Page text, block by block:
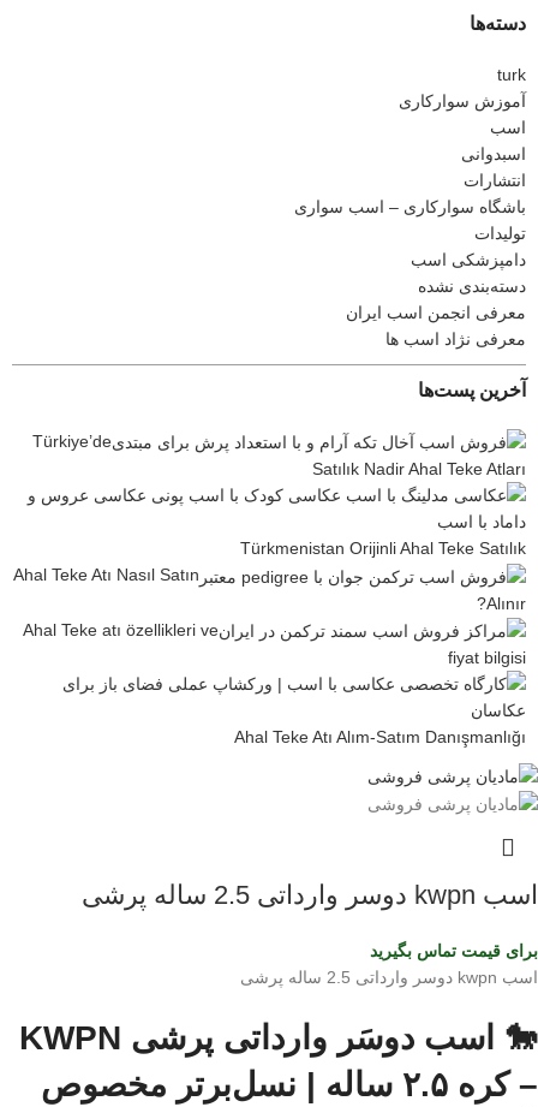
دسته‌ها
turk
آموزش سوارکاری
اسب
اسبدوانی
انتشارات
باشگاه سوارکاری – اسب سواری
تولیدات
دامپزشکی اسب
دسته‌بندی نشده
معرفی انجمن اسب ایران
معرفی نژاد اسب ها
آخرین پست‌ها
Türkiye’de
Satılık Nadir Ahal Teke Atları
Türkmenistan Orijinli Ahal Teke Satılık
Ahal Teke Atı Nasıl Satın
Alınır?
Ahal Teke atı özellikleri ve
fiyat bilgisi
Ahal Teke Atı Alım-Satım Danışmanlığı
اسب kwpn دوسر وارداتی 2.5 ساله پرشی
برای قیمت تماس بگیرید
اسب kwpn دوسر وارداتی 2.5 ساله پرشی
🐎 اسب دوسَر وارداتی پرشی KWPN
– کره ۲.۵ ساله | نسل‌برتر مخصوص